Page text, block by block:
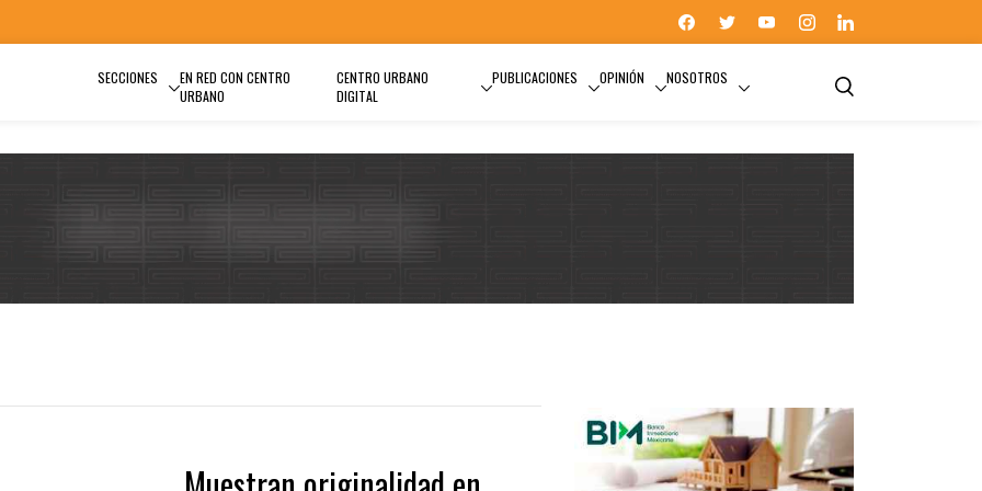
SECCIONES
EN RED CON CENTRO
URBANO
CENTRO URBANO
DIGITAL
PUBLICACIONES OPINIÓN NOSOTROS